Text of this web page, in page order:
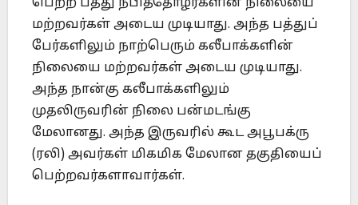
பெற்ற பத்து நபித்தோழர்களின் நிலையை
மற்றவர்கள் அடைய முடியாது. அந்த பத்துப்
பேர்களிலும் நாற்பெரும் கலீபாக்களின்
நிலையை மற்றவர்கள் அடைய முடியாது.
அந்த நான்கு கலீபாக்களிலும்
முதலிருவரின் நிலை பன்மடங்கு
மேலானது. அந்த இருவரில் கூட அபூபக்ரு
(ரலி) அவர்கள் மிகமிக மேலான தகுதியைப்
பெற்றவர்களாவார்கள்.